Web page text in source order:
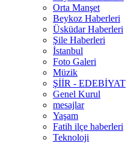
Orta Manşet
Beykoz Haberleri
Üsküdar Haberleri
Şile Haberleri
İstanbul
Foto Galeri
Müzik
ŞİİR - EDEBİYAT
Genel Kurul
mesajlar
Yaşam
Fatih ilçe haberleri
Teknoloji